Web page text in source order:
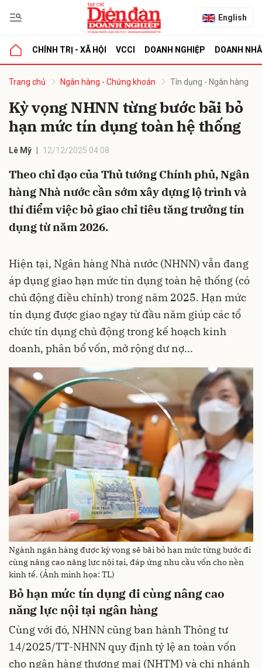
English
CHÍNH TRỊ - XÃ HỘI VCCI DOANH NGHIỆP DOANH
Trang chủ Ngân hàng - Chứng khoán Tín dụng - Ngân hàng
Kỳ vọng NHNN từng bước bãi bỏ
hạn mức tín dụng toàn hệ thống
Lê Mỹ 12/12/2025 04:08
Theo chỉ đạo của Thủ tướng Chính phủ, Ngân
hàng Nhà nước cần sớm xây dựng lộ trình và
thí điểm việc bỏ giao chỉ tiêu tăng trưởng tín
dụng từ năm 2026.
Hiện tại, Ngân hàng Nhà nước (NHNN) vẫn đang
áp dụng giao hạn mức tín dụng toàn hệ thống (có
chủ động điều chỉnh) trong năm 2025. Hạn mức
tín dụng được giao ngay từ đầu năm giúp các tổ
chức tín dụng chủ động trong kế hoạch kinh
doanh, phân bổ vốn, mở rộng dư nợ...
Ngành ngân hàng được kỳ vọng sẽ bãi bỏ hạn mức từng bước đi
cùng nâng cao năng lực nội tại, đáp ứng nhu cầu vốn cho nền
kinh tế. (Ảnh minh họa: TL)
Bỏ hạn mức tín dụng đi cùng nâng cao
năng lực nội tại ngân hàng
Cùng với đó, NHNN cũng ban hành Thông tư
14/2025/TT-NHNN quy định tỷ lệ an toàn vốn
cho ngân hàng thương mại (NHTM) và chi nhánh
luận
Hủy